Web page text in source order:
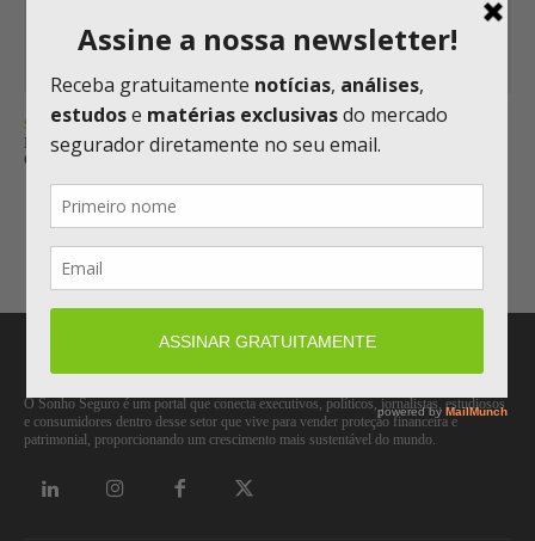
SEGURADORAS
INTERIOR PAULISTA É FOCO DA ZURICH PARA EXPANDIR
OPORTUNIDADES DE PROTEÇÃO
O Sonho Seguro é um portal que conecta executivos, políticos, jornalistas, estudiosos
e consumidores dentro desse setor que vive para vender proteção financeira e
patrimonial, proporcionando um crescimento mais sustentável do mundo.